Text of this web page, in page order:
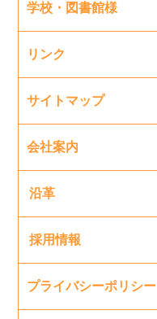
学校・図書館様
リンク
サイトマップ
会社案内
沿革
採用情報
プライバシーポリシー